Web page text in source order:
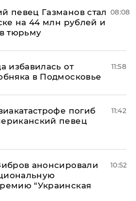
певец Газманов стал
на 44 млн рублей и
тюрьму
08:08
избавилась от
в Подмосковье
11:58
погиб
певец
11:42
анонсировали
"Украинская
10:52